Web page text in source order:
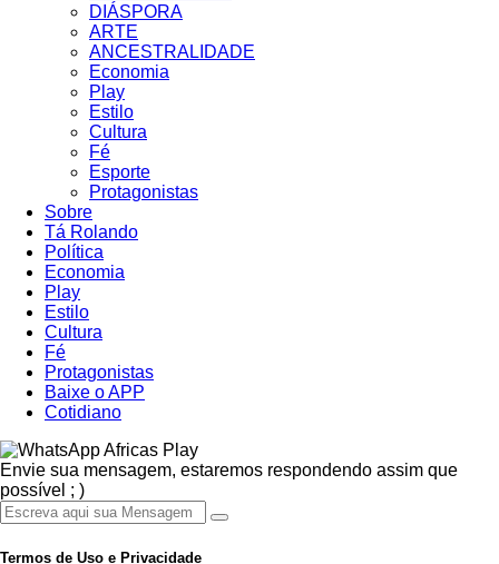
DIÁSPORA
ARTE
ANCESTRALIDADE
Economia
Play
Estilo
Cultura
Fé
Esporte
Protagonistas
Sobre
Tá Rolando
Política
Economia
Play
Estilo
Cultura
Fé
Protagonistas
Baixe o APP
Cotidiano
Africas Play
Envie sua mensagem, estaremos respondendo assim que
possível ; )
Termos de Uso e Privacidade